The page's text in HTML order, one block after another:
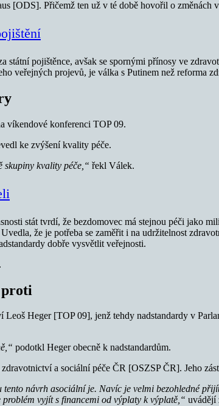
[ODS]. Přičemž ten už v té době hovořil o změnách
státní pojištěnce, avšak se spornými přínosy ve
veřejných projevů, je válka s Putinem než reforma
víkendové konferenci TOP 09.
ke zvýšení kvality péče.
skupiny kvality péče,“ řekl Válek.
stát tvrdí, že bezdomovec má stejnou péči jako
že je potřeba se zaměřit i na udržitelnost
dobře vysvětlit veřejnosti.
proti
Heger [TOP 09], jenž tehdy nadstandardy v
podotkl Heger obecně k nadstandardům.
a sociální péče ČR [OSZSP ČR]. Jeho
návrh asociální je. Navíc je velmi bezohledné
vyjít s financemi od výplaty k výplatě,“ uvádějí